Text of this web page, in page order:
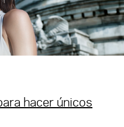
hacer únicos